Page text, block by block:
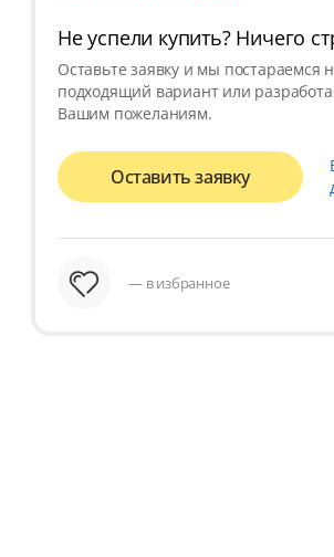
Не успели купить? Ничего
Оставьте заявку и мы постараемся
подходящий вариант или
Вашим пожеланиям.
Оставить заявку
— в избранное